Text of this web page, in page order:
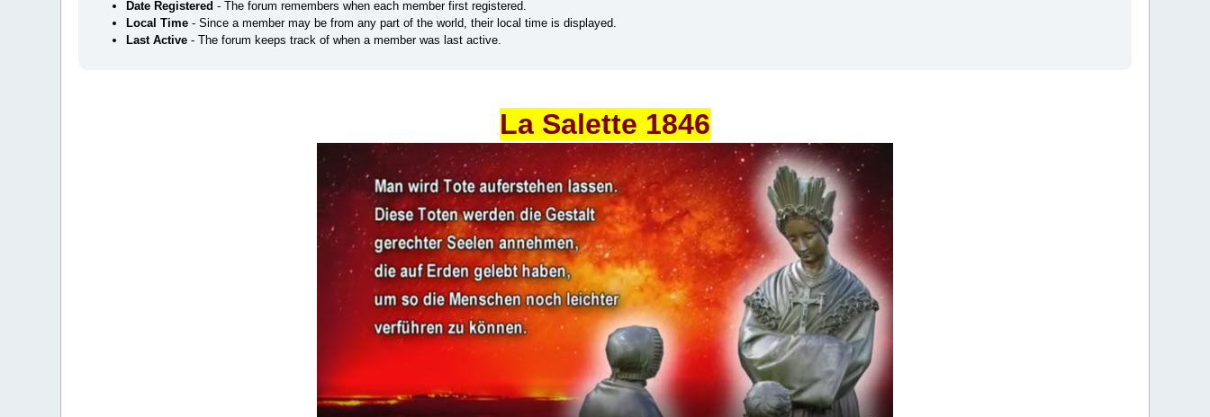
Date Registered - The forum remembers when each member first registered.
Local Time - Since a member may be from any part of the world, their local time is displayed.
Last Active - The forum keeps track of when a member was last active.
La Salette 1846